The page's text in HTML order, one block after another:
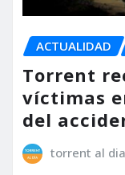
ACTUALIDAD
Torrent
víctimas
del
torrent al dia